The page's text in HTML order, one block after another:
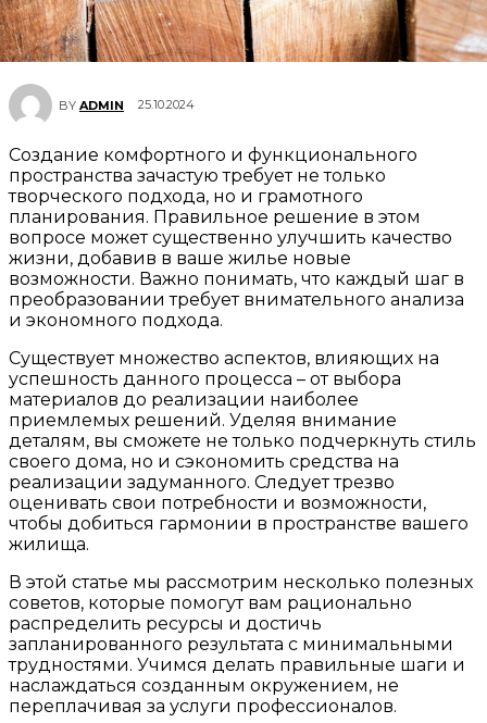
BY ADMIN 25.10.2024
Создание комфортного и функционального
пространства зачастую требует не только
творческого подхода, но и грамотного
планирования. Правильное решение в этом
вопросе может существенно улучшить качество
жизни, добавив в ваше жилье новые
возможности. Важно понимать, что каждый шаг в
преобразовании требует внимательного анализа
и экономного подхода.
Существует множество аспектов, влияющих на
успешность данного процесса – от выбора
материалов до реализации наиболее
приемлемых решений. Уделяя внимание
деталям, вы сможете не только подчеркнуть стиль
своего дома, но и сэкономить средства на
реализации задуманного. Следует трезво
оценивать свои потребности и возможности,
чтобы добиться гармонии в пространстве вашего
жилища.
В этой статье мы рассмотрим несколько полезных
советов, которые помогут вам рационально
распределить ресурсы и достичь
запланированного результата с минимальными
трудностями. Учимся делать правильные шаги и
наслаждаться созданным окружением, не
переплачивая за услуги профессионалов.